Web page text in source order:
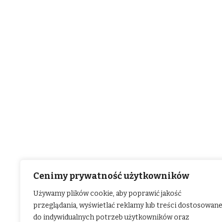
Cenimy prywatność użytkowników
Używamy plików cookie, aby poprawić jakość
przeglądania, wyświetlać reklamy lub treści dostosowane
do indywidualnych potrzeb użytkowników oraz